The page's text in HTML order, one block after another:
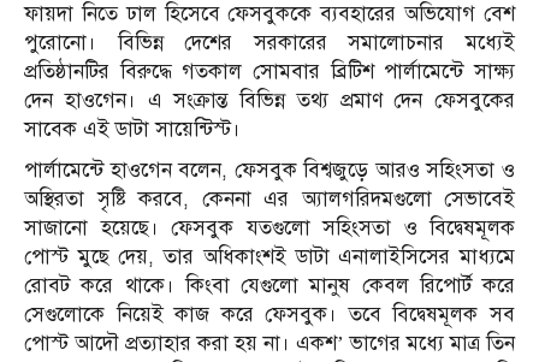
ফায়দা নিতে ঢাল হিসেবে ফেসবুককে ব্যবহারের অভিযোগ বেশ
পুরোনো। বিভিন্ন দেশের সরকারের সমালোচনার মধ্যেই
প্রতিষ্ঠানটির বিরুদ্ধে গতকাল সোমবার ব্রিটিশ পার্লামেন্টে সাক্ষ্য
দেন হাওগেন। এ সংক্রান্ত বিভিন্ন তথ্য প্রমাণ দেন ফেসবুকের
সাবেক এই ডাটা সায়েন্টিস্ট।
পার্লামেন্টে হাওগেন বলেন, ফেসবুক বিশ্বজুড়ে আরও সহিংসতা ও
অস্থিরতা সৃষ্টি করবে, কেননা এর অ্যালগরিদমগুলো সেভাবেই
সাজানো হয়েছে। ফেসবুক যতগুলো সহিংসতা ও বিদ্বেষমূলক
পোস্ট মুছে দেয়, তার অধিকাংশই ডাটা এনালাইসিসের মাধ্যমে
রোবট করে থাকে। কিংবা যেগুলো মানুষ কেবল রিপোর্ট করে
সেগুলোকে নিয়েই কাজ করে ফেসবুক। তবে বিদ্বেষমূলক সব
পোস্ট আদৌ প্রত্যাহার করা হয় না। একশ’ ভাগের মধ্যে মাত্র তিন